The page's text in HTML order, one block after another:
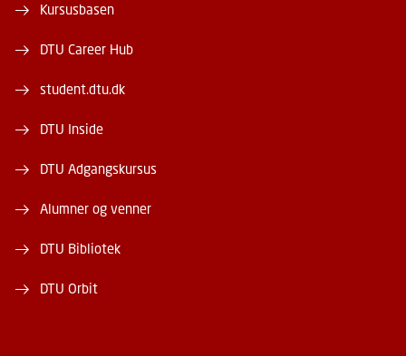
Kursusbasen
DTU Career Hub
student.dtu.dk
DTU Inside
DTU Adgangskursus
Alumner og venner
DTU Bibliotek
DTU Orbit